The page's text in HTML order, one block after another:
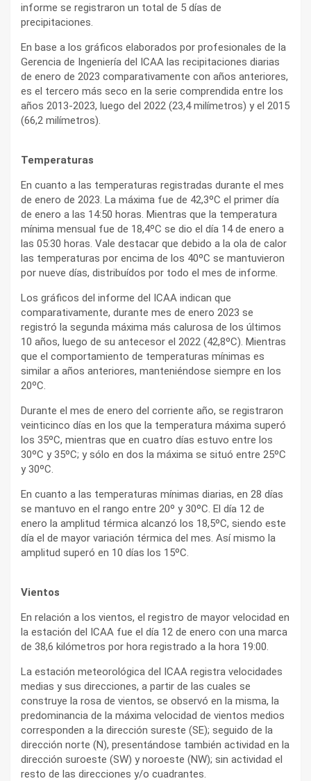
informe se registraron un total de 5 días de
precipitaciones.
En base a los gráficos elaborados por profesionales de la
Gerencia de Ingeniería del ICAA las recipitaciones diarias
de enero de 2023 comparativamente con años anteriores,
es el tercero más seco en la serie comprendida entre los
años 2013-2023, luego del 2022 (23,4 milímetros) y el 2015
(66,2 milímetros).
Temperaturas
En cuanto a las temperaturas registradas durante el mes
de enero de 2023. La máxima fue de 42,3ºC el primer día
de enero a las 14:50 horas. Mientras que la temperatura
mínima mensual fue de 18,4ºC se dio el día 14 de enero a
las 05:30 horas. Vale destacar que debido a la ola de calor
las temperaturas por encima de los 40ºC se mantuvieron
por nueve días, distribuídos por todo el mes de informe.
Los gráficos del informe del ICAA indican que
comparativamente, durante mes de enero 2023 se
registró la segunda máxima más calurosa de los últimos
10 años, luego de su antecesor el 2022 (42,8ºC). Mientras
que el comportamiento de temperaturas mínimas es
similar a años anteriores, manteniéndose siempre en los
20ºC.
Durante el mes de enero del corriente año, se registraron
veinticinco días en los que la temperatura máxima superó
los 35ºC, mientras que en cuatro días estuvo entre los
30ºC y 35ºC; y sólo en dos la máxima se situó entre 25ºC
y 30ºC.
En cuanto a las temperaturas mínimas diarias, en 28 días
se mantuvo en el rango entre 20º y 30ºC. El día 12 de
enero la amplitud térmica alcanzó los 18,5ºC, siendo este
día el de mayor variación térmica del mes. Así mismo la
amplitud superó en 10 días los 15ºC.
Vientos
En relación a los vientos, el registro de mayor velocidad en
la estación del ICAA fue el día 12 de enero con una marca
de 38,6 kilómetros por hora registrado a la hora 19:00.
La estación meteorológica del ICAA registra velocidades
medias y sus direcciones, a partir de las cuales se
construye la rosa de vientos, se observó en la misma, la
predominancia de la máxima velocidad de vientos medios
corresponden a la dirección sureste (SE); seguido de la
dirección norte (N), presentándose también actividad en la
dirección suroeste (SW) y noroeste (NW); sin actividad el
resto de las direcciones y/o cuadrantes.